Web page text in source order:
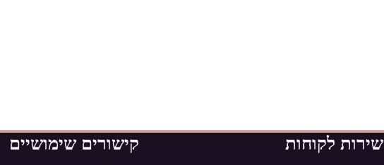
שירות לקוחות קישורים שימושיים